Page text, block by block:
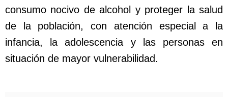
consumo nocivo de alcohol y proteger la salud
de la población, con atención especial a la
infancia, la adolescencia y las personas en
situación de mayor vulnerabilidad.